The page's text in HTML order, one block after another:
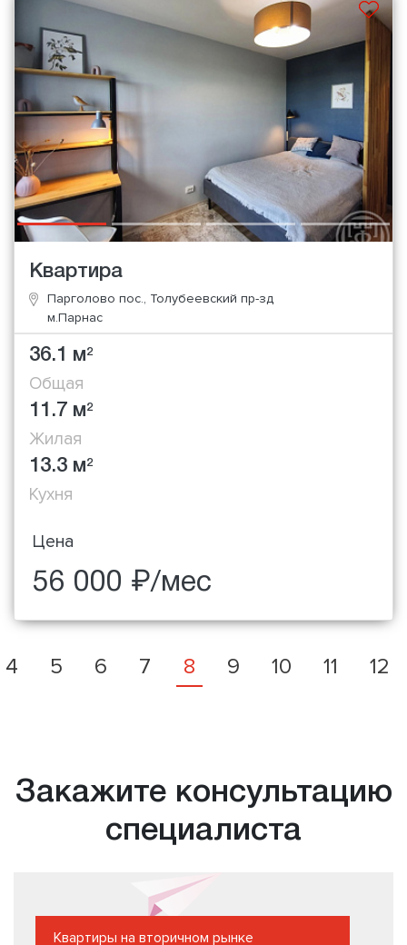
Квартира
Парголово пос., Толубеевский пр-зд
м.Парнас
36.1 м2
Общая
11.7 м2
Жилая
13.3 м2
Кухня
Цена
56 000 ₽/мес
4 5 6 7 8 9 10 11 12
Закажите консультацию
специалиста
Квартиры на вторичном рынке